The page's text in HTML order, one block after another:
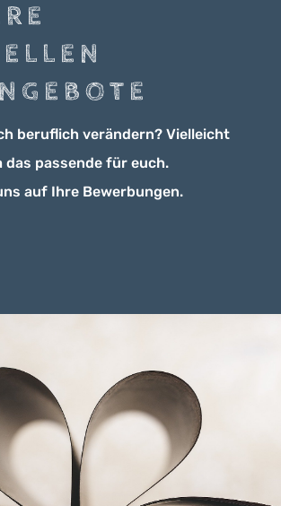
beruflich verändern? Vielleicht
das passende für euch.
auf Ihre Bewerbungen.